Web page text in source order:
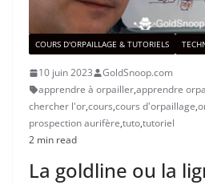
COURS D'ORPAILLAGE & TUTORIELS
10 juin 2023
GoldSnoop.com
apprendre à orpailler,apprendre
chercher l'or,cours,cours d'orpaillage,
prospection aurifère,tuto,tutoriel
2 min read
La goldline ou la